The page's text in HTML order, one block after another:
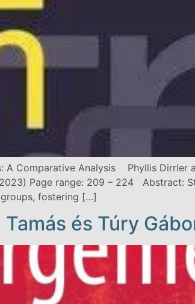
A Comparative Analysis Phyllis
2023) Page range: 209 – 224 Abstract:
fostering […]
és Túry